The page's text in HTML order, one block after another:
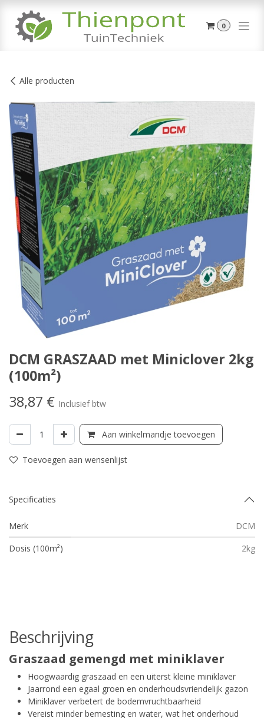
0
Alle producten
DCM GRASZAAD met Miniclover 2kg
(100m²)
38,87 € Inclusief btw
Aan winkelmandje toevoegen
Toevoegen aan wensenlijst
Specificaties
Merk
DCM
Dosis (100m²)
2kg
Beschrijving
Graszaad gemengd met miniklaver
Hoogwaardig graszaad en een uiterst kleine miniklaver
Jaarrond een egaal groen en onderhoudsvriendelijk gazon
Miniklaver verbetert de bodemvruchtbaarheid
Vereist minder bemesting en water, wat het onderhoud